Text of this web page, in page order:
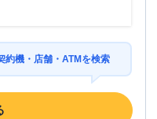
約機・店舗・ATMを検索